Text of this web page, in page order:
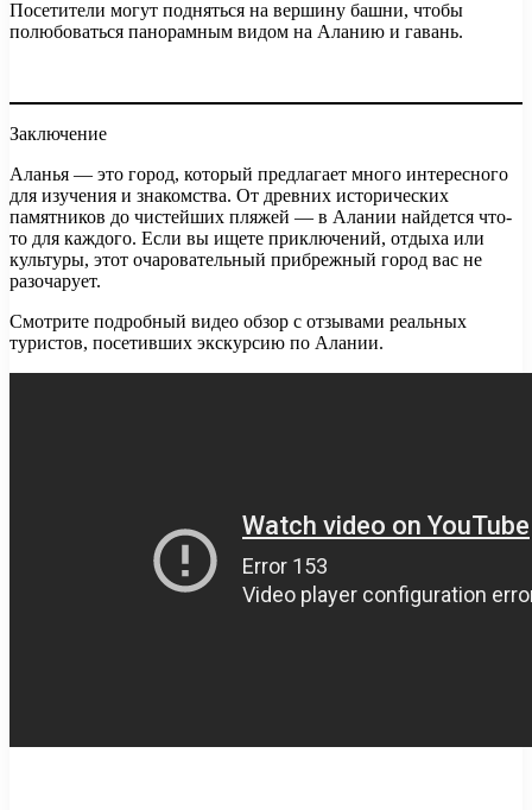
Посетители могут подняться на вершину башни, чтобы
полюбоваться панорамным видом на Аланию и гавань.
Заключение
Аланья — это город, который предлагает много интересного
для изучения и знакомства. От древних исторических
памятников до чистейших пляжей — в Алании найдется что-
то для каждого. Если вы ищете приключений, отдыха или
культуры, этот очаровательный прибрежный город вас не
разочарует.
Смотрите подробный видео обзор с отзывами реальных
туристов, посетивших экскурсию по Алании.